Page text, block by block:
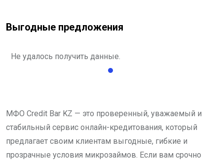
Выгодные предложения
Не удалось получить данные.
МФО Credit Bar KZ — это проверенный, уважаемый и
стабильный сервис онлайн-кредитования, который
предлагает своим клиентам выгодные, гибкие и
прозрачные условия микрозаймов. Если вам срочно